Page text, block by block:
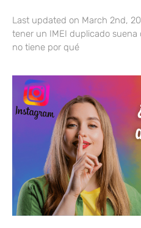
Last updated on March 2nd,
tener un IMEI duplicado
no tiene por qué